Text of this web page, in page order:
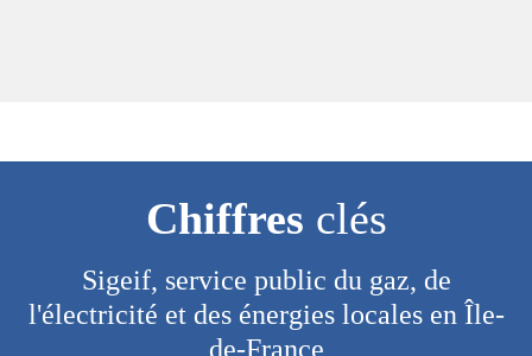
Chiffres clés
Sigeif, service public du gaz, de
l'électricité et des énergies locales en Île-
de-France